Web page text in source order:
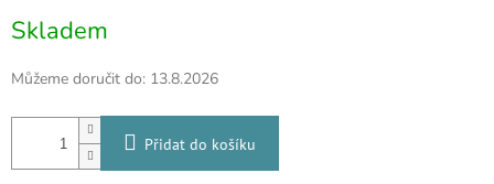
cena:
Skladem
Můžeme doručit do: 13.8.2026
Přidat do košíku